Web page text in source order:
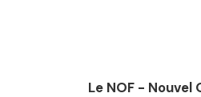
Le NOF -